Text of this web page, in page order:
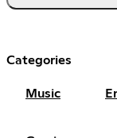
Categories
Music